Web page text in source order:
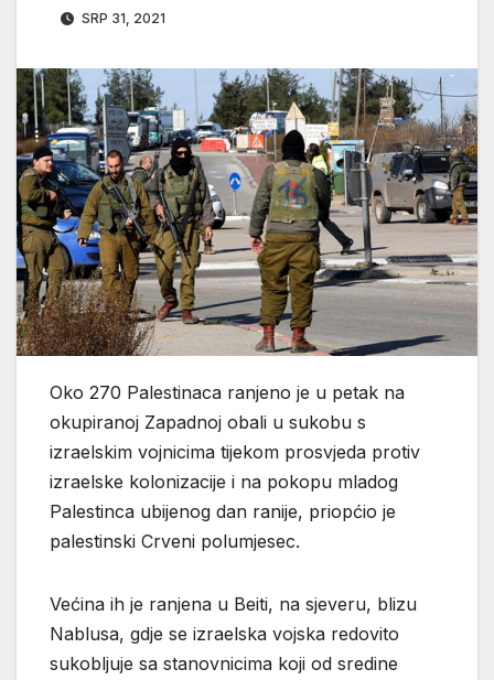
SRP 31, 2021
Oko 270 Palestinaca ranjeno je u petak na
okupiranoj Zapadnoj obali u sukobu s
izraelskim vojnicima tijekom prosvjeda protiv
izraelske kolonizacije i na pokopu mladog
Palestinca ubijenog dan ranije, priopćio je
palestinski Crveni polumjesec.
Većina ih je ranjena u Beiti, na sjeveru, blizu
Nablusa, gdje se izraelska vojska redovito
sukobljuje sa stanovnicima koji od sredine